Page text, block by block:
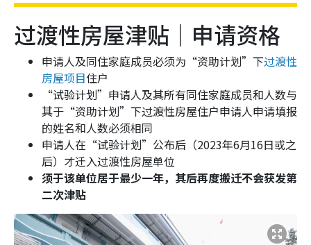
过渡性房屋津贴｜申请资格
申请人及同住家庭成员必须为“资助计划”下过渡性
房屋项目住户
“试验计划”申请人及其所有同住家庭成员和人数与
其于“资助计划”下过渡性房屋住户申请人申请填报
的姓名和人数必须相同
申请人在“试验计划”公布后（2023年6月16日或之
后）才迁入过渡性房屋单位
须于该单位居于最少一年，其后再度搬迁不会获发第
二次津贴